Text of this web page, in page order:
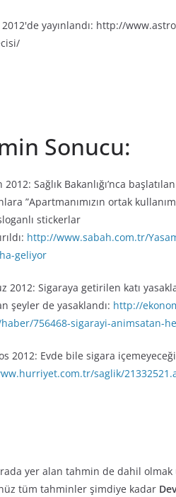
2012'de yayınlandı: http://
Sonucu:
2012: Sağlık Bakanlığı’nca
”Apartmanımızın ortak
stickerlar
http://www.sabah.com.tr/
geliyor
2012: Sigaraya getirilen katı
şeyler de yasaklandı: http://
756468-sigarayi-animsatan-
2012: Evde bile sigara
saglik/
yer alan tahmin de dahil olmak
tüm tahminler şimdiye kadar